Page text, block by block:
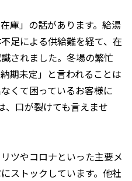
庫」の話があります。給湯
足による供給難を経て、在
されました。冬場の繁忙
期未定」と言われることは
くて困っているお客様に
、口が裂けても言えませ
ツやコロナといった主要メ
ストックしています。他社